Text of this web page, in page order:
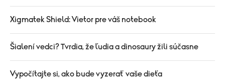
Xigmatek Shield: Vietor pre váš notebook
Šialení vedci? Tvrdia, že ľudia a dinosaury žili súčasne
Vypočítajte si, ako bude vyzerať vaše dieťa